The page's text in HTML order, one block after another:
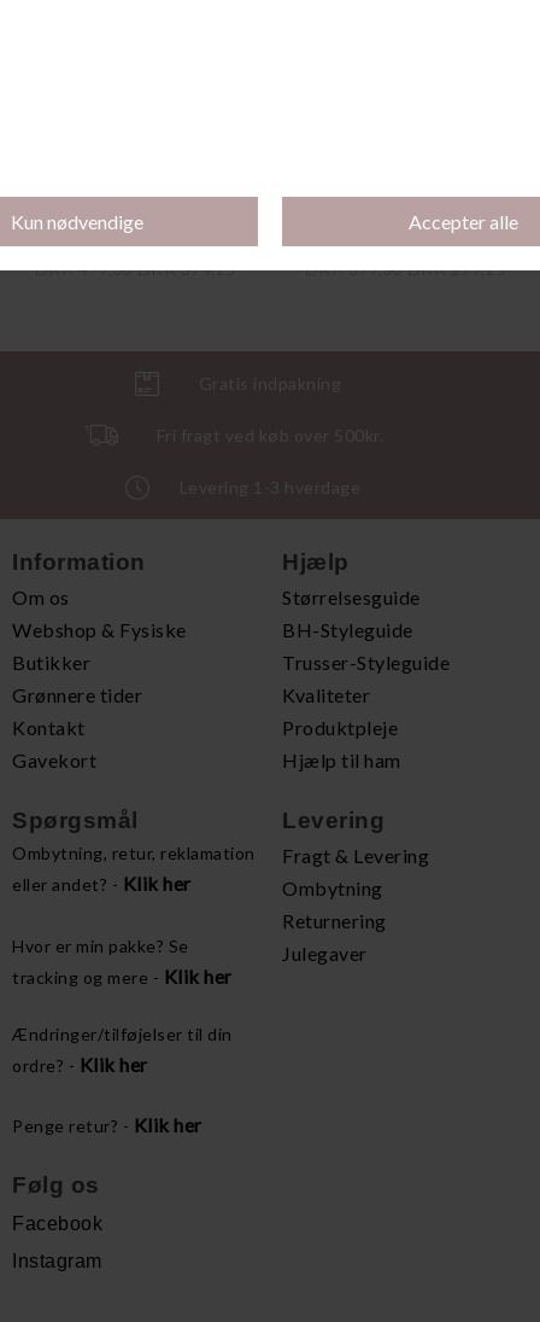
DKK 499,00DKK 374,25
DKK 399,00DKK 299,25
Gratis indpakning
Fri fragt ved køb over 500kr.
Levering 1-3 hverdage
Information
Om os
Webshop & Fysiske
Butikker
Grønnere tider
Kontakt
Gavekort
Hjælp
Størrelsesguide
BH-Styleguide
Trusser-Styleguide
Kvaliteter
Produktpleje
Hjælp til ham
Spørgsmål
Ombytning, retur, reklamation
eller andet? - Klik her
Hvor er min pakke? Se
tracking og mere - Klik her
Ændringer/tilføjelser til din
ordre? - Klik her
Penge retur? - Klik her
Levering
Fragt & Levering
Ombytning
Returnering
Julegaver
Følg os
Facebook
Instagram